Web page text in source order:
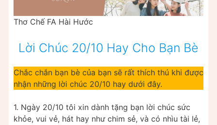
Thơ Chế FA Hài Hước
Lời Chúc 20/10 Hay Cho Bạn Bè
Chắc chắn bạn bè của bạn sẽ rất thích thú khi được
nhận những lời chúc 20/10 hay dưới đây.
1. Ngày 20/10 tôi xin dành tặng bạn lời chúc sức
khỏe, vui vẻ, hát hay như chim sẻ, và có nhìu tài lẻ,